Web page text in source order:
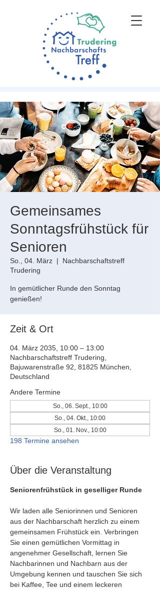
Gemeinsames
Sonntagsfrühstück für
Senioren
So., 04. März
  |
Nachbarschaftstreff
Trudering
In gemütlicher Runde den Sonntag
genießen!
Zeit & Ort
04. März 2035, 10:00 – 13:00
Nachbarschaftstreff Trudering,
Bajuwarenstraße 92, 81825 München,
Deutschland
Andere Termine
So., 06. Sept., 10:00
So., 04. Okt., 10:00
So., 01. Nov., 10:00
198 Termine ansehen
Über die Veranstaltung
Seniorenfrühstück in geselliger Runde
Wir laden alle Seniorinnen und Senioren
aus der Nachbarschaft herzlich zu einem
gemeinsamen Frühstück ein. Verbringen
Sie einen gemütlichen Vormittag in
angenehmer Gesellschaft, lernen Sie
Nachbarinnen und Nachbarn aus der
Umgebung kennen und tauschen Sie sich
bei Kaffee, Tee und einem leckeren